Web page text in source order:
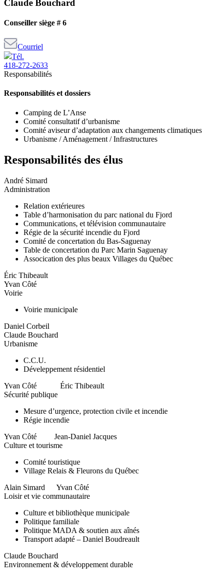
Claude Bouchard
Conseiller siège # 6
Courriel
Tél.
418-272-2633
Responsabilités
Responsabilités et dossiers
Camping de L’Anse
Comité consultatif d’urbanisme
Comité aviseur d’adaptation aux changements climatiques
Urbanisme / Aménagement / Infrastructures
Responsabilités des élus
André Simard
Administration
Relation extérieures
Table d’harmonisation du parc national du Fjord
Communications, et télévision communautaire
Régie de la sécurité incendie du Fjord
Comité de concertation du Bas-Saguenay
Table de concertation du Parc Marin Saguenay
Assocication des plus beaux Villages du Québec
Éric Thibeault
Yvan Côté
Voirie
Voirie municipale
Daniel Corbeil
Claude Bouchard
Urbanisme
C.C.U.
Déveleppement résidentiel
Yvan Côté Éric Thibeault
Sécurité publique
Mesure d’urgence, protection civile et incendie
Régie incendie
Yvan Côté Jean-Daniel Jacques
Culture et tourisme
Comité touristique
Village Relais & Fleurons du Québec
Alain Simard Yvan Côté
Loisir et vie communautaire
Culture et bibliothèque municipale
Politique familiale
Politique MADA & soutien aux aînés
Transport adapté – Daniel Boudreault
Claude Bouchard
Environnement & développement durable